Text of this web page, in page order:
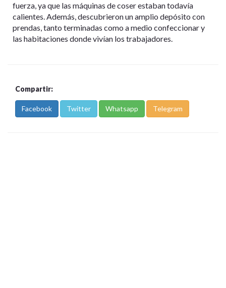
fuerza, ya que las máquinas de coser estaban todavía
calientes. Además, descubrieron un amplio depósito con
prendas, tanto terminadas como a medio confeccionar y
las habitaciones donde vivían los trabajadores.
Compartir:
Facebook Twitter Whatsapp Telegram